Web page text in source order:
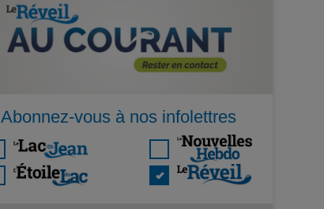
Abonnez-vous à nos infolettres